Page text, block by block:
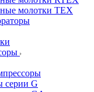
молотки TEX
серии G